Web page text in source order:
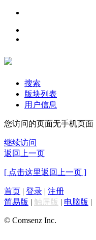
搜索
版块列表
用户信息
您访问的页面无手机页面
继续访问
返回上一页
[ 点击这里返回上一页 ]
首页 | 登录 | 注册
简易版 | 触屏版 | 电脑版 |
© Comsenz Inc.